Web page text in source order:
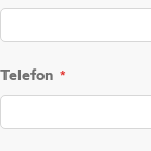
Telefon